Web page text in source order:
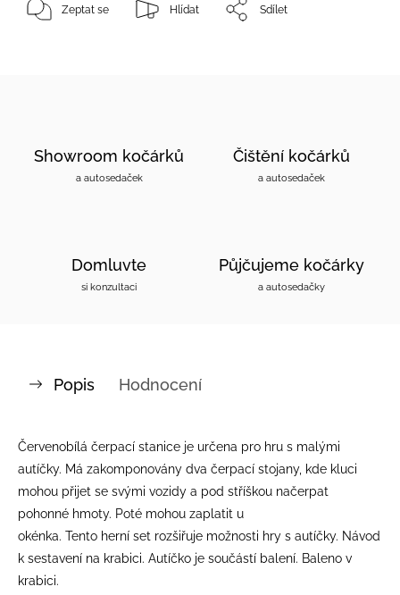
Zeptat se Hlídat Sdílet
Showroom kočárků
a autosedaček
Čištění kočárků
a autosedaček
Domluvte
si konzultaci
Půjčujeme kočárky
a autosedačky
Popis Hodnocení
Červenobílá čerpací stanice je určena pro hru s malými
autíčky. Má zakomponovány dva čerpací stojany, kde kluci
mohou přijet se svými vozidy a pod stříškou načerpat
pohonné hmoty. Poté mohou zaplatit u
okénka. Tento herní set rozšiřuje možnosti hry s autíčky. Návod
k sestavení na krabici. Autíčko je součástí balení. Baleno v
krabici.